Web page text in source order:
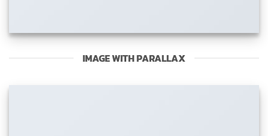
IMAGE WITH PARALLAX